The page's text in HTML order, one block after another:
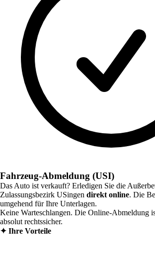
Fahrzeug-Abmeldung (USI)
Das Auto ist verkauft? Erledigen Sie die
Zulassungsbezirk USingen direkt online. Die
umgehend für Ihre Unterlagen.
Keine Warteschlangen. Die Online-Abmeldung
absolut rechtssicher.
✦ Ihre Vorteile